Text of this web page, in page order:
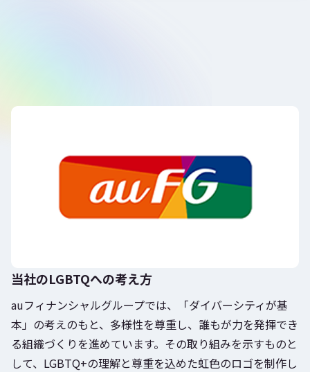
当社のLGBTQへの考え方
auフィナンシャルグループでは、「ダイバーシティが基
本」の考えのもと、多様性を尊重し、誰もが力を発揮でき
る組織づくりを進めています。その取り組みを示すものと
して、LGBTQ+の理解と尊重を込めた虹色のロゴを制作し